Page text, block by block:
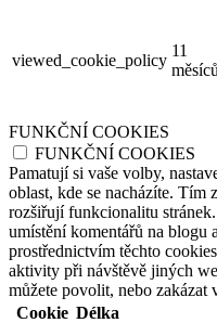
viewed_cookie_policy
11
měsíců
FUNKČNÍ COOKIES
FUNKČNÍ COOKIES
Pamatují si vaše volby,
oblast, kde se nacházíte.
rozšiřují funkcionalitu
umístění komentářů na blogu
prostřednictvím těchto
aktivity při návštěvě jiných
můžete povolit, nebo zakázat
Cookie Délka